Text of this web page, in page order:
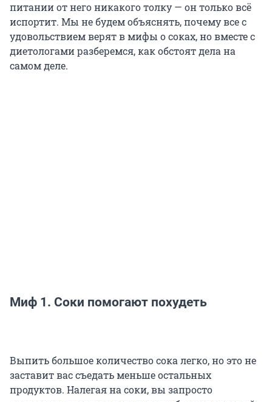
питании от него никакого толку — он только всё
испортит. Мы не будем объяснять, почему все с
удовольствием верят в мифы о соках, но вместе с
диетологами разберемся, как обстоят дела на
самом деле.
Миф 1. Соки помогают похудеть
Выпить большое количество сока легко, но это не
заставит вас съедать меньше остальных
продуктов. Налегая на соки, вы запросто